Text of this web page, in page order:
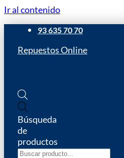
Ir al contenido
93 635 70 70
Repuestos Online
Búsqueda
de
productos